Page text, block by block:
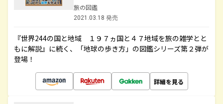
旅の図鑑
2021.03.18 発売
『世界244の国と地域 １９７ヵ国と４７地域を旅の雑学とと
もに解説』に続く、「地球の歩き方」の図鑑シリーズ第２弾が
登場！
詳細を見る